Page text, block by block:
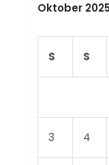
Oktober
S S
3 4